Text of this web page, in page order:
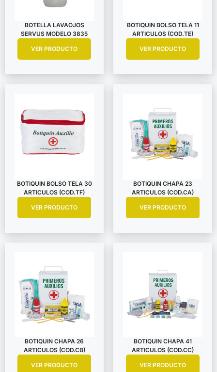
BOTELLA LAVAOJOS
SERVUS MODELO 3835
VER PRODUCTO
BOTIQUIN BOLSO TELA 11
ARTICULOS (COD.TE)
VER PRODUCTO
BOTIQUIN BOLSO TELA 30
ARTICULOS (COD.TF)
VER PRODUCTO
BOTIQUIN CHAPA 23
ARTICULOS (COD.CA)
VER PRODUCTO
BOTIQUIN CHAPA 26
ARTICULOS (COD.CB)
VER PRODUCTO
BOTIQUIN CHAPA 41
ARTICULOS (COD.CC)
VER PRODUCTO